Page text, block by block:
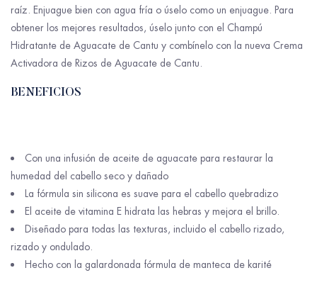
raíz. Enjuague bien con agua fría o úselo como un enjuague. Para
obtener los mejores resultados, úselo junto con el Champú
Hidratante de Aguacate de Cantu y combínelo con la nueva Crema
Activadora de Rizos de Aguacate de Cantu.
BENEFICIOS
Con una infusión de aceite de aguacate para restaurar la
humedad del cabello seco y dañado
La fórmula sin silicona es suave para el cabello quebradizo
El aceite de vitamina E hidrata las hebras y mejora el brillo.
Diseñado para todas las texturas, incluido el cabello rizado,
rizado y ondulado.
Hecho con la galardonada fórmula de manteca de karité